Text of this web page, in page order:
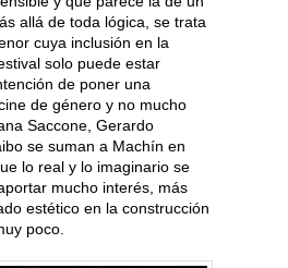
allá de toda lógica, se trata
cuya inclusión en la
solo puede estar
de poner una
de género y no mucho
Saccone, Gerardo
se suman a Machín en
lo real y lo imaginario se
mucho interés, más
estético en la construcción
poco.